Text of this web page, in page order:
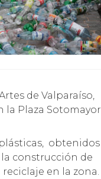
la Plaza Sotomayor
obtenidos
construcción de
en la zona.